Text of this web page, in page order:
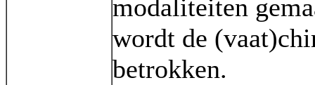
modaliteiten
wordt de
betrokken.